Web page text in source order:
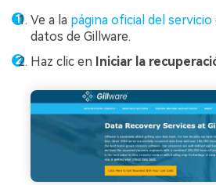
Ve a la página oficial del servicio
datos de Gillware.
Haz clic en Iniciar la